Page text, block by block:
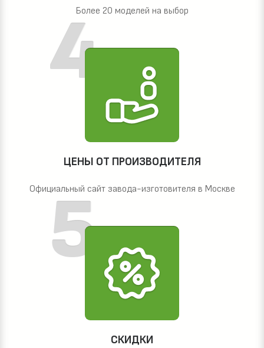
Более 20 моделей на выбор
ЦЕНЫ ОТ ПРОИЗВОДИТЕЛЯ
Официальный сайт завода-изготовителя в Москве
СКИДКИ